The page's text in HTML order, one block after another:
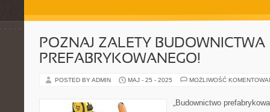
POZNAJ ZALETY BUDOWNICTWA
PREFABRYKOWANEGO!
POSTED BY ADMIN MAJ - 25 - 2025 MOŻLIWOŚĆ
„Budownictwo